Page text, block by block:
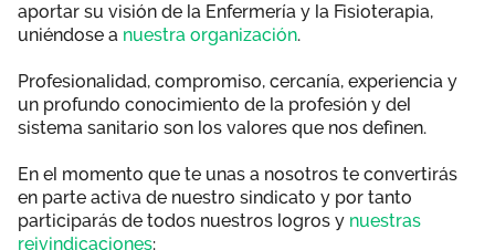
Perspectivas
Vídeos
Documentos
Publicaciones
Área privada
Únete
aportar su visión de la Enfermería y la Fisioterapia,
uniéndose a nuestra organización.
Profesionalidad, compromiso, cercanía, experiencia y
un profundo conocimiento de la profesión y del
sistema sanitario son los valores que nos definen.
En el momento que te unas a nosotros te convertirás
en parte activa de nuestro sindicato y por tanto
participarás de todos nuestros logros y nuestras
reivindicaciones: